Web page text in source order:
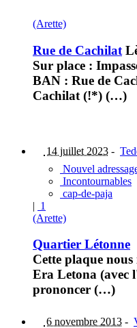
(Arette)
Rue de Cachilat
Sur place :
BAN : Rue de
Cachilat (!*) (…)
14 juillet 2023 -
Nouvel
Incontournables
cap-de-paja
| 1
(Arette)
Quartier Létonne
Cette plaque
Era Letona (avec
prononcer (…)
6 novembre 2013 -